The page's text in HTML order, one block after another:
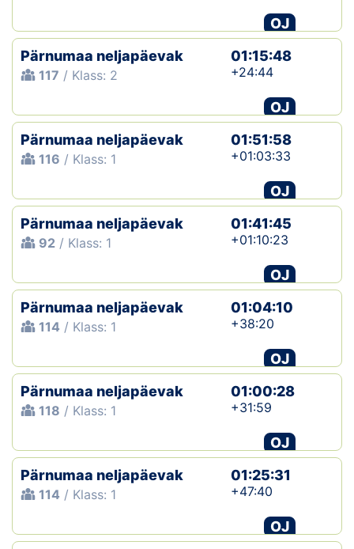
Tulemused
Klubid
Suletud maastikud
Püsirajad
Ajalugu
Koolitused
OJ
Pärnumaa neljapäevak
117 / Klass: 2
01:15:48
+24:44
OJ
Pärnumaa neljapäevak
116 / Klass: 1
01:51:58
+01:03:33
OJ
Pärnumaa neljapäevak
92 / Klass: 1
01:41:45
+01:10:23
OJ
Pärnumaa neljapäevak
114 / Klass: 1
01:04:10
+38:20
OJ
Pärnumaa neljapäevak
118 / Klass: 1
01:00:28
+31:59
OJ
Pärnumaa neljapäevak
114 / Klass: 1
01:25:31
+47:40
OJ